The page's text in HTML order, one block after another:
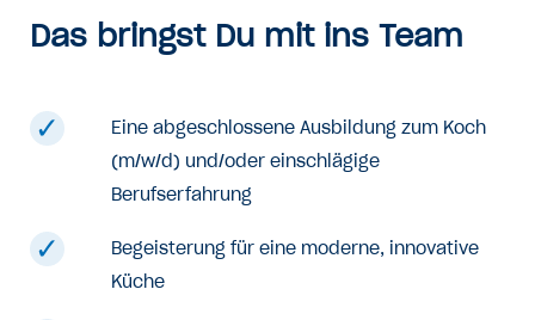
Das bringst Du mit ins Team
Eine abgeschlossene Ausbildung zum Koch
(m/w/d) und/oder einschlägige
Berufserfahrung
Begeisterung für eine moderne, innovative
Küche